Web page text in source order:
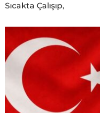
Sıcakta Çalışıp,